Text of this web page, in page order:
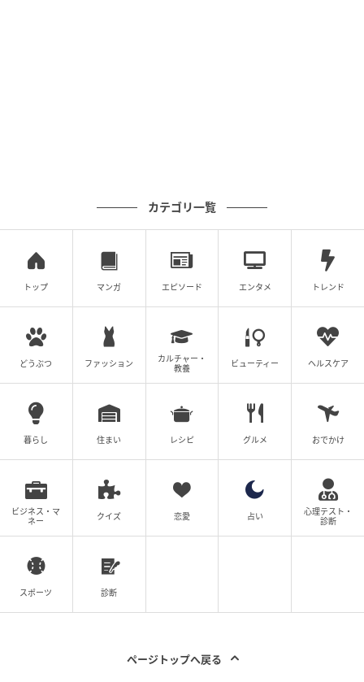
カテゴリ一覧
トップ マンガ エピソード エンタメ トレンド
どうぶつ ファッション
カルチャー・
教養
ビューティー ヘルスケア
暮らし 住まい レシピ グルメ おでかけ
ビジネス・マ
ネー
クイズ 恋愛 占い
心理テスト・
診断
スポーツ 診断
ページトップへ戻る